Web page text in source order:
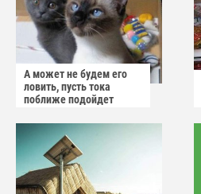
А может не будем его
ловить, пусть тока
поближе подойдет